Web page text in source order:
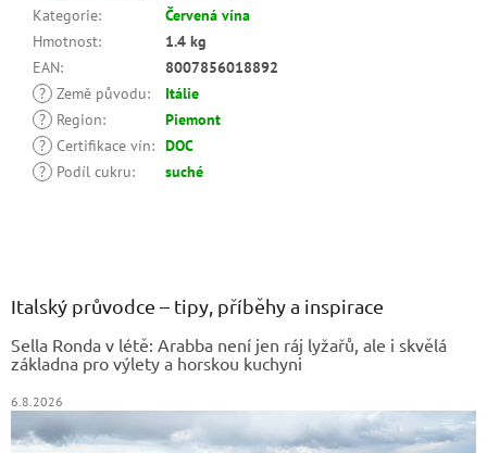
Kategorie:
Červená vína
Hmotnost:
1.4 kg
EAN:
8007856018892
? Země původu:
Itálie
?
Region:
Piemont
? Certifikace vín: DOC
?
Podíl cukru: suché
Italský průvodce – tipy, příběhy a inspirace
Sella Ronda v létě: Arabba není jen ráj lyžařů, ale i skvělá
základna pro výlety a horskou kuchyni
6.8.2026